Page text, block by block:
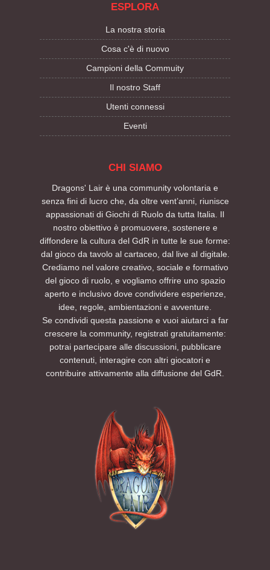
ESPLORA
La nostra storia
Cosa c'è di nuovo
Campioni della Commuity
Il nostro Staff
Utenti connessi
Eventi
CHI SIAMO
Dragons' Lair è una community volontaria e
senza fini di lucro che, da oltre vent’anni, riunisce
appassionati di Giochi di Ruolo da tutta Italia. Il
nostro obiettivo è promuovere, sostenere e
diffondere la cultura del GdR in tutte le sue forme:
dal gioco da tavolo al cartaceo, dal live al digitale.
Crediamo nel valore creativo, sociale e formativo
del gioco di ruolo, e vogliamo offrire uno spazio
aperto e inclusivo dove condividere esperienze,
idee, regole, ambientazioni e avventure.
Se condividi questa passione e vuoi aiutarci a far
crescere la community, registrati gratuitamente:
potrai partecipare alle discussioni, pubblicare
contenuti, interagire con altri giocatori e
contribuire attivamente alla diffusione del GdR.